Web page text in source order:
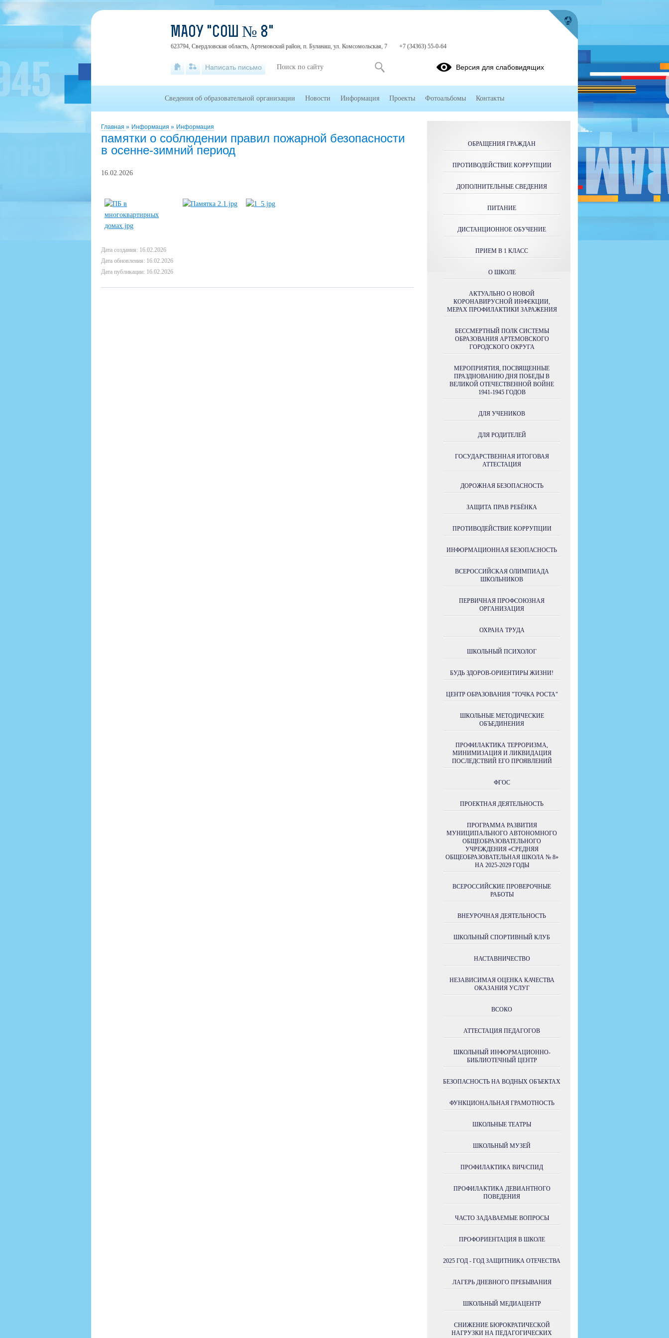
Главная » Информация » Информация
памятки о соблюдении правил пожарной безопасности
в осенне-зимний период
16.02.2026
Дата создания: 16.02.2026
Дата обновления: 16.02.2026
Дата публикации: 16.02.2026
ОБРАЩЕНИЯ ГРАЖДАН
ПРОТИВОДЕЙСТВИЕ КОРРУПЦИИ
ДОПОЛНИТЕЛЬНЫЕ СВЕДЕНИЯ
ПИТАНИЕ
ДИСТАНЦИОННОЕ ОБУЧЕНИЕ
ПРИЕМ В 1 КЛАСС
О ШКОЛЕ
АКТУАЛЬНО О НОВОЙ
КОРОНАВИРУСНОЙ ИНФЕКЦИИ,
МЕРАХ ПРОФИЛАКТИКИ ЗАРАЖЕНИЯ
БЕССМЕРТНЫЙ ПОЛК СИСТЕМЫ
ОБРАЗОВАНИЯ АРТЕМОВСКОГО
ГОРОДСКОГО ОКРУГА
МЕРОПРИЯТИЯ, ПОСВЯЩЕННЫЕ
ПРАЗДНОВАНИЮ ДНЯ ПОБЕДЫ В
ВЕЛИКОЙ ОТЕЧЕСТВЕННОЙ ВОЙНЕ
1941-1945 ГОДОВ
ДЛЯ УЧЕНИКОВ
ДЛЯ РОДИТЕЛЕЙ
ГОСУДАРСТВЕННАЯ ИТОГОВАЯ
АТТЕСТАЦИЯ
ДОРОЖНАЯ БЕЗОПАСНОСТЬ
ЗАЩИТА ПРАВ РЕБЁНКА
ПРОТИВОДЕЙСТВИЕ КОРРУПЦИИ
ИНФОРМАЦИОННАЯ БЕЗОПАСНОСТЬ
ВСЕРОССИЙСКАЯ ОЛИМПИАДА
ШКОЛЬНИКОВ
ПЕРВИЧНАЯ ПРОФСОЮЗНАЯ
ОРГАНИЗАЦИЯ
ОХРАНА ТРУДА
ШКОЛЬНЫЙ ПСИХОЛОГ
БУДЬ ЗДОРОВ-ОРИЕНТИРЫ ЖИЗНИ!
ЦЕНТР ОБРАЗОВАНИЯ "ТОЧКА РОСТА"
ШКОЛЬНЫЕ МЕТОДИЧЕСКИЕ
ОБЪЕДИНЕНИЯ
ПРОФИЛАКТИКА ТЕРРОРИЗМА,
МИНИМИЗАЦИЯ И ЛИКВИДАЦИЯ
ПОСЛЕДСТВИЙ ЕГО ПРОЯВЛЕНИЙ
ФГОС
ПРОЕКТНАЯ ДЕЯТЕЛЬНОСТЬ
ПРОГРАММА РАЗВИТИЯ
МУНИЦИПАЛЬНОГО АВТОНОМНОГО
ОБЩЕОБРАЗОВАТЕЛЬНОГО
УЧРЕЖДЕНИЯ «СРЕДНЯЯ
ОБЩЕОБРАЗОВАТЕЛЬНАЯ ШКОЛА № 8»
НА 2025-2029 ГОДЫ
ВСЕРОССИЙСКИЕ ПРОВЕРОЧНЫЕ
РАБОТЫ
ВНЕУРОЧНАЯ ДЕЯТЕЛЬНОСТЬ
ШКОЛЬНЫЙ СПОРТИВНЫЙ КЛУБ
НАСТАВНИЧЕСТВО
НЕЗАВИСИМАЯ ОЦЕНКА КАЧЕСТВА
ОКАЗАНИЯ УСЛУГ
ВСОКО
АТТЕСТАЦИЯ ПЕДАГОГОВ
ШКОЛЬНЫЙ ИНФОРМАЦИОННО-
БИБЛИОТЕЧНЫЙ ЦЕНТР
БЕЗОПАСНОСТЬ НА ВОДНЫХ ОБЪЕКТАХ
ФУНКЦИОНАЛЬНАЯ ГРАМОТНОСТЬ
ШКОЛЬНЫЕ ТЕАТРЫ
ШКОЛЬНЫЙ МУЗЕЙ
ПРОФИЛАКТИКА ВИЧ/СПИД
ПРОФИЛАКТИКА ДЕВИАНТНОГО
ПОВЕДЕНИЯ
ЧАСТО ЗАДАВАЕМЫЕ ВОПРОСЫ
ПРОФОРИЕНТАЦИЯ В ШКОЛЕ
2025 ГОД - ГОД ЗАЩИТНИКА ОТЕЧЕСТВА
ЛАГЕРЬ ДНЕВНОГО ПРЕБЫВАНИЯ
ШКОЛЬНЫЙ МЕДИАЦЕНТР
СНИЖЕНИЕ БЮРОКРАТИЧЕСКОЙ
НАГРУЗКИ НА ПЕДАГОГИЧЕСКИХ
МАОУ "СОШ № 8"
623794, Свердловская область, Артемовский район, п. Буланаш, ул. Комсомольская, 7 +7 (34363) 55-0-64
Написать письмо Версия для слабовидящих
Сведения об образовательной организации Новости Информация Проекты Фотоальбомы Контакты